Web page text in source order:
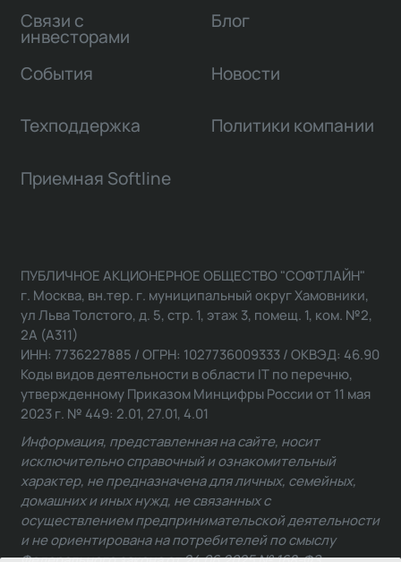
Связи с
инвесторами
Блог
События Новости
Техподдержка Политики компании
Приемная Softline
ПУБЛИЧНОЕ АКЦИОНЕРНОЕ ОБЩЕСТВО "СОФТЛАЙН"
г. Москва, вн.тер. г. муниципальный округ Хамовники,
ул Льва Толстого, д. 5, стр. 1, этаж 3, помещ. 1, ком. №2,
2А (А311)
ИНН: 7736227885 / ОГРН: 1027736009333 / ОКВЭД: 46.90
Коды видов деятельности в области IT по перечню,
утвержденному Приказом Минцифры России от 11 мая
2023 г. № 449: 2.01, 27.01, 4.01
Информация, представленная на сайте, носит
исключительно справочный и ознакомительный
характер, не предназначена для личных, семейных,
домашних и иных нужд, не связанных с
осуществлением предпринимательской деятельности
и не ориентирована на потребителей по смыслу